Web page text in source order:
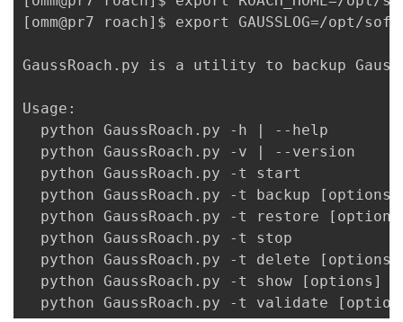
坛
圈
子
的
直
播
我
的
活
动
我
的
关
注
我
Programs
[omm@pr7 roach]$ export GAUSSLOG=/opt/
GaussRoach.py is a utility to backup
Usage:
python GaussRoach.py -h | --help
python GaussRoach.py -v | --version
python GaussRoach.py -t start
python GaussRoach.py -t backup [options]
python GaussRoach.py -t restore
python GaussRoach.py -t stop
python GaussRoach.py -t delete [options]
python GaussRoach.py -t show [options]
python GaussRoach.py -t validate